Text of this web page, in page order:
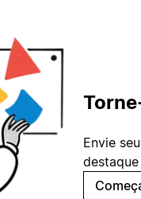
Envie